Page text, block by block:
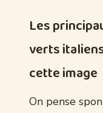
Les
verts
cette image
On pense